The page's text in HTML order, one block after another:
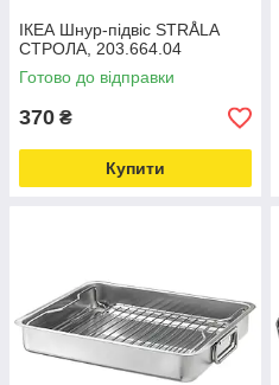
ІКЕА Шнур-підвіс STRÅLA
СТРОЛА, 203.664.04
Готово до відправки
370 ₴
Купити